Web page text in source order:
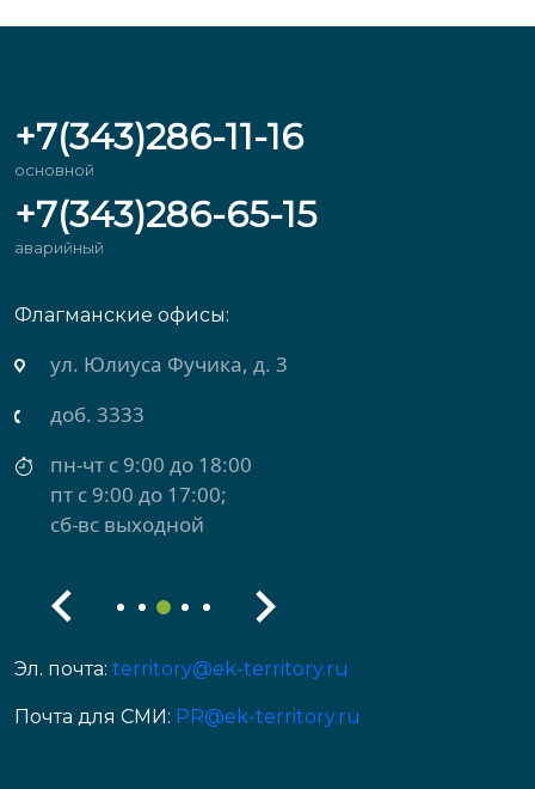
+7(343)286-11-16
основной
+7(343)286-65-15
аварийный
Флагманские офисы:
ул. Михеева, д. 2
пн-чт с 9:00 до 18:00
пт с 9:00 до 17:00
сб-вс выходной
Эл. почта: territory@ek-territory.ru
Почта для СМИ: PR@ek-territory.ru